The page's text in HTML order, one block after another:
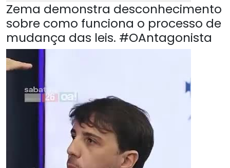
Zema demonstra desconhecimento
sobre como funciona o processo de
mudança das leis. #OAntagonista